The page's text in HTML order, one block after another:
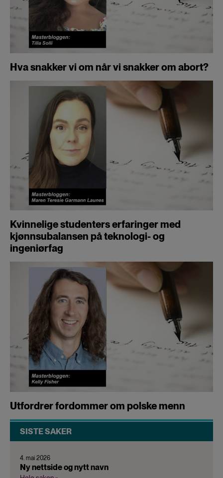
Hva snakker vi om når vi snakker om abort?
Kvinnelige studenters erfaringer med
kjønnsubalansen på teknologi- og
ingeniørfag
Utfordrer fordommer om polske menn
SISTE SAKER
4. mai 2026
Ny nettside og nytt navn